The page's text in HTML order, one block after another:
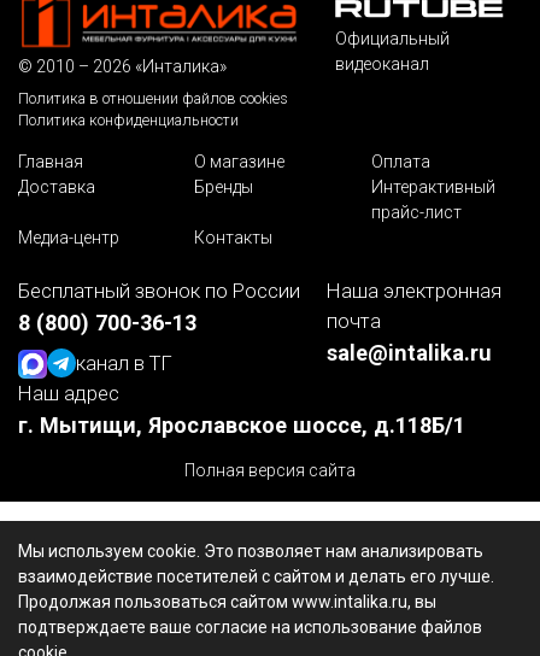
Мы используем cookie. Это позволяет нам анализировать
взаимодействие посетителей с сайтом и делать его лучше.
Продолжая пользоваться сайтом www.intalika.ru, вы
подтверждаете ваше согласие на использование файлов
© 2010 – 2026 «Инталика»
Политика в отношении файлов cookies
Политика конфиденциальности
Официальный
видеоканал
Главная О магазине
Оплата
Доставка
Бренды
Интерактивный
прайс-лист
Медиа-центр
Контакты
Бесплатный звонок по России
8 (800) 700-36-13
канал в ТГ
Наша электронная
почта
sale@intalika.ru
Наш адрес
г. Мытищи, Ярославское шоссе, д.118Б/1
Полная версия сайта